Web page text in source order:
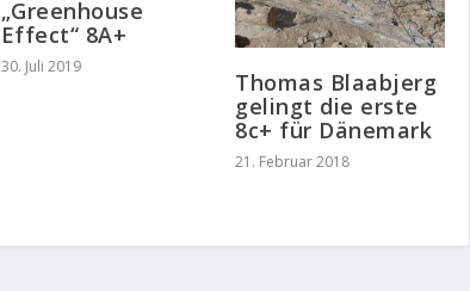
„Greenhouse
Effect“ 8A+
30. Juli 2019
Thomas Blaabjerg
gelingt die erste
8c+ für Dänemark
21. Februar 2018